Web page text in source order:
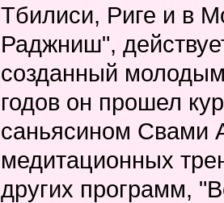
Тбилиси, Риге и в
Раджниш",
созданный
годов он прошел
саньясином
медитационных
других программ,